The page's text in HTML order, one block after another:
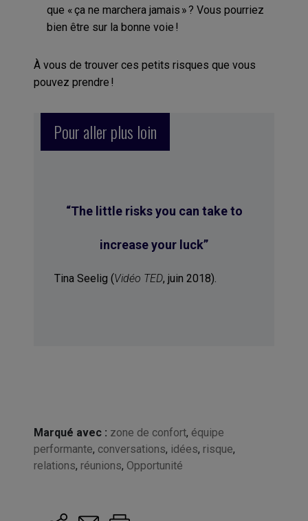
que « ça ne marchera jamais » ? Vous pourriez
bien être sur la bonne voie !
À vous de trouver ces petits risques que vous
pouvez prendre !
Pour aller plus loin
“The little risks you can take to
increase your luck”
Tina Seelig (Vidéo TED, juin 2018).
Marqué avec : zone de confort, équipe
performante, conversations, idées, risque,
relations, réunions, Opportunité